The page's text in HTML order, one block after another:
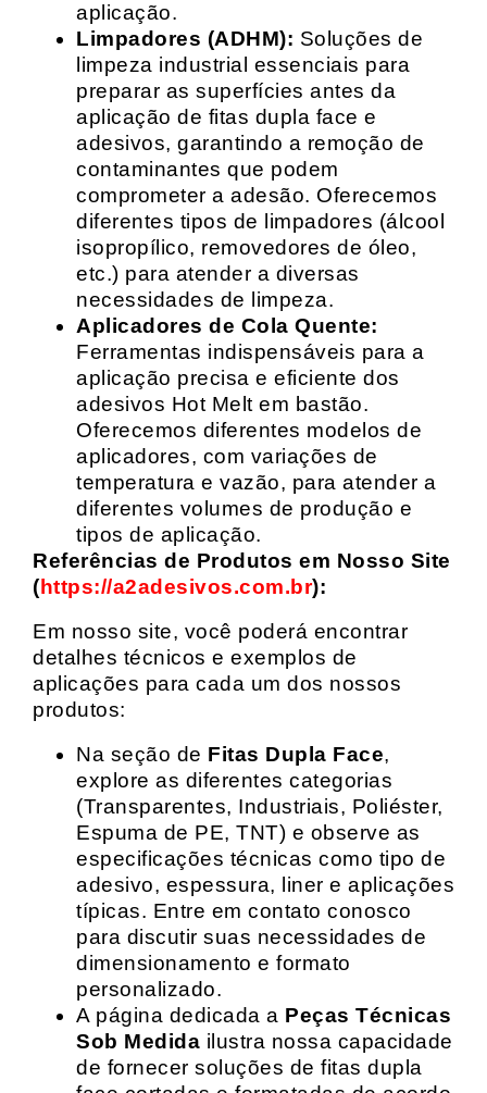
aplicação.
Limpadores (ADHM): Soluções de
limpeza industrial essenciais para
preparar as superfícies antes da
aplicação de fitas dupla face e
adesivos, garantindo a remoção de
contaminantes que podem
comprometer a adesão. Oferecemos
diferentes tipos de limpadores (álcool
isopropílico, removedores de óleo,
etc.) para atender a diversas
necessidades de limpeza.
Aplicadores de Cola Quente:
Ferramentas indispensáveis para a
aplicação precisa e eficiente dos
adesivos Hot Melt em bastão.
Oferecemos diferentes modelos de
aplicadores, com variações de
temperatura e vazão, para atender a
diferentes volumes de produção e
tipos de aplicação.
Referências de Produtos em Nosso Site
(https://a2adesivos.com.br):
Em nosso site, você poderá encontrar
detalhes técnicos e exemplos de
aplicações para cada um dos nossos
produtos:
Na seção de Fitas Dupla Face,
explore as diferentes categorias
(Transparentes, Industriais, Poliéster,
Espuma de PE, TNT) e observe as
especificações técnicas como tipo de
adesivo, espessura, liner e aplicações
típicas. Entre em contato conosco
para discutir suas necessidades de
dimensionamento e formato
personalizado.
A página dedicada a Peças Técnicas
Sob Medida ilustra nossa capacidade
de fornecer soluções de fitas dupla